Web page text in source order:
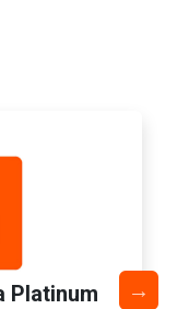
Platinum